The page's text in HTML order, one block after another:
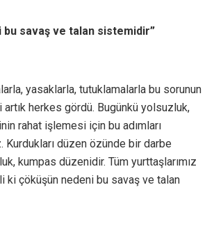
bu savaş ve talan sistemidir”
yasaklarla, tutuklamalarla bu sorunun
herkes gördü. Bugünkü yolsuzluk,
rahat işlemesi için bu adımları
Kurdukları düzen özünde bir darbe
kumpas düzenidir. Tüm yurttaşlarımız
ki çöküşün nedeni bu savaş ve talan